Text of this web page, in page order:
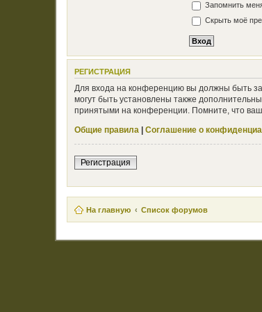
Запомнить
Скрыть моё
РЕГИСТРАЦИЯ
Для входа на конференцию вы должны быть
могут быть установлены также
принятыми на конференции. Помните, что
Общие правила | Соглашение о
Регистрация
На главную Список форумов